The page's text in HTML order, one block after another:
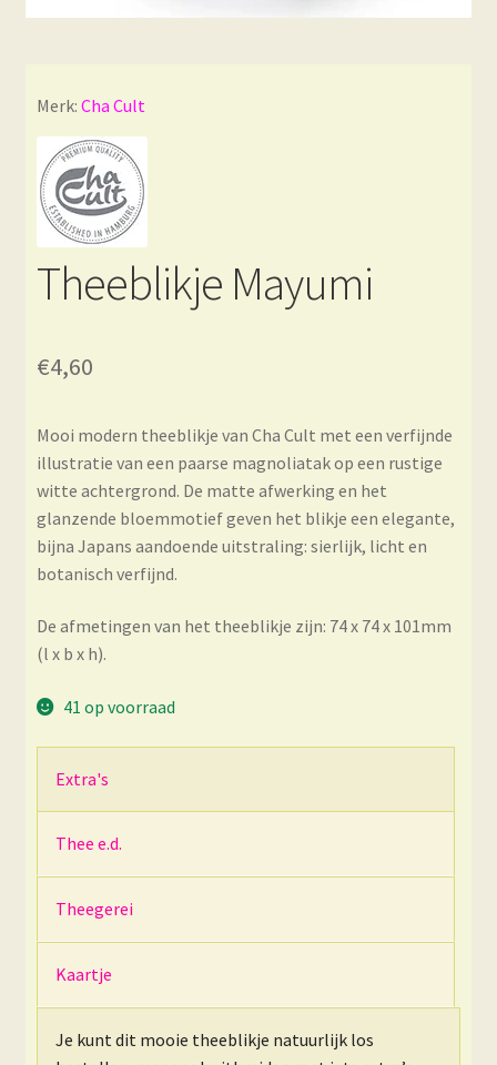
Merk: Cha Cult
Theeblikje Mayumi
€4,60
Mooi modern theeblikje van Cha Cult met een verfijnde
illustratie van een paarse magnoliatak op een rustige
witte achtergrond. De matte afwerking en het
glanzende bloemmotief geven het blikje een elegante,
bijna Japans aandoende uitstraling: sierlijk, licht en
botanisch verfijnd.
De afmetingen van het theeblikje zijn: 74 x 74 x 101mm
(l x b x h).
41 op voorraad
Extra's
Thee e.d.
Theegerei
Kaartje
Je kunt dit mooie theeblikje natuurlijk los